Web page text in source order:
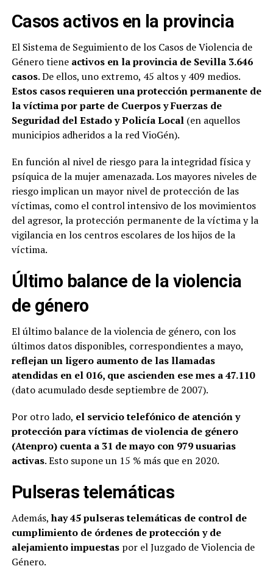
Casos activos en la provincia
El Sistema de Seguimiento de los Casos de Violencia de
Género tiene activos en la provincia de Sevilla 3.646
casos. De ellos, uno extremo, 45 altos y 409 medios.
Estos casos requieren una protección permanente de
la víctima por parte de Cuerpos y Fuerzas de
Seguridad del Estado y Policía Local(en aquellos
municipios adheridos a la red VioGén).
En función al nivel de riesgo para la integridad física y
psíquica de la mujer amenazada. Los mayores niveles de
riesgo implican un mayor nivel de protección de las
víctimas, como el control intensivo de los movimientos
del agresor, la protección permanente de la víctima y la
vigilancia en los centros escolares de los hijos de la
víctima.
Último balance de la violencia
de género
El último balance de la violencia de género, con los
últimos datos disponibles, correspondientes a mayo,
reflejan un ligero aumento de las llamadas
atendidas en el 016, que ascienden ese mes a 47.110
(dato acumulado desde septiembre de 2007).
Por otro lado, el servicio telefónico de atención y
protección para víctimas de violencia de género
(Atenpro) cuenta a 31 de mayo con 979 usuarias
activas. Esto supone un 15 % más que en 2020.
Pulseras telemáticas
Además,hay 45 pulseras telemáticas de control de
cumplimiento de órdenes de protección y de
alejamiento impuestaspor el Juzgado de Violencia de
Género.